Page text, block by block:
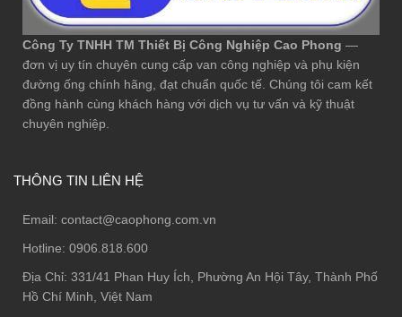
Công Ty TNHH TM Thiết Bị Công Nghiệp Cao Phong —
đơn vị uy tín chuyên cung cấp van công nghiệp và phụ kiện
đường ống chính hãng, đạt chuẩn quốc tế. Chúng tôi cam kết
đồng hành cùng khách hàng với dịch vụ tư vấn và kỹ thuật
chuyên nghiệp.
THÔNG TIN LIÊN HỆ
Email: contact@caophong.com.vn
Hotline: 0906.818.600
Địa Chỉ: 331/41 Phan Huy Ích, Phường An Hội Tây, Thành Phố
Hồ Chí Minh, Việt Nam